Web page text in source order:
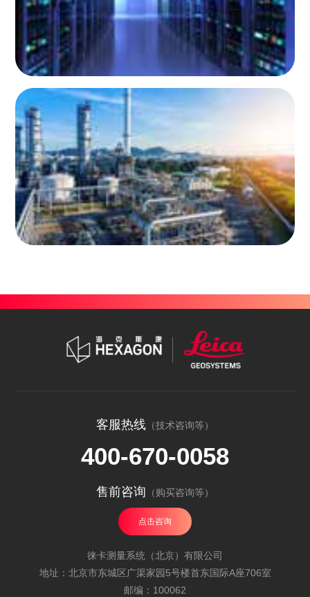
客服热线 （技术咨询等）
400-670-0058
售前咨询 （购买咨询等）
点击咨询
徕卡测量系统（北京）有限公司
地址：北京市东城区广渠家园5号楼首东国际A座706室
邮编：100062